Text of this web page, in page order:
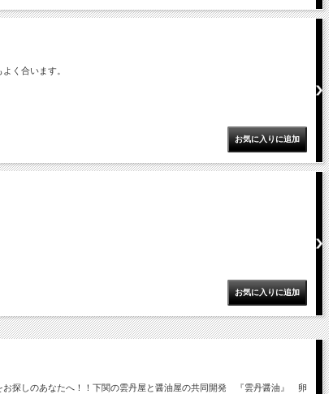
く合います。
お探しのあなたへ！！下関の雲丹屋と醤油屋の共同開発 『雲丹醤油』 卵